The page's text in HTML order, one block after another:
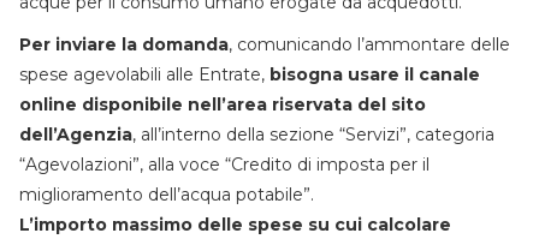
Per inviare la domanda, comunicando l’ammontare delle
spese agevolabili alle Entrate, bisogna usare il canale
online disponibile nell’area riservata del sito
dell’Agenzia, all’interno della sezione “Servizi”, categoria
“Agevolazioni”, alla voce “Credito di imposta per il
miglioramento dell’acqua potabile”.
L’importo massimo delle spese su cui calcolare